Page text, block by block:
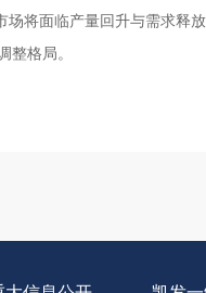
场将面临产量回升与需求释放
整格局。